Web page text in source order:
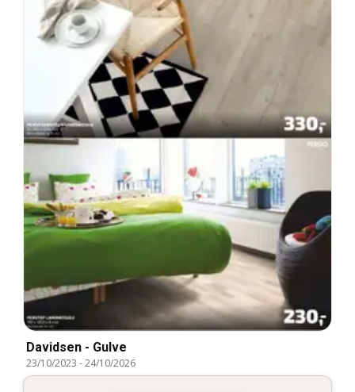
Davidsen - Gulve
23/10/2023 -24/10/2026